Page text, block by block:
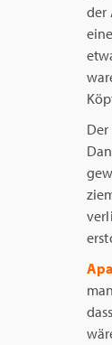
der